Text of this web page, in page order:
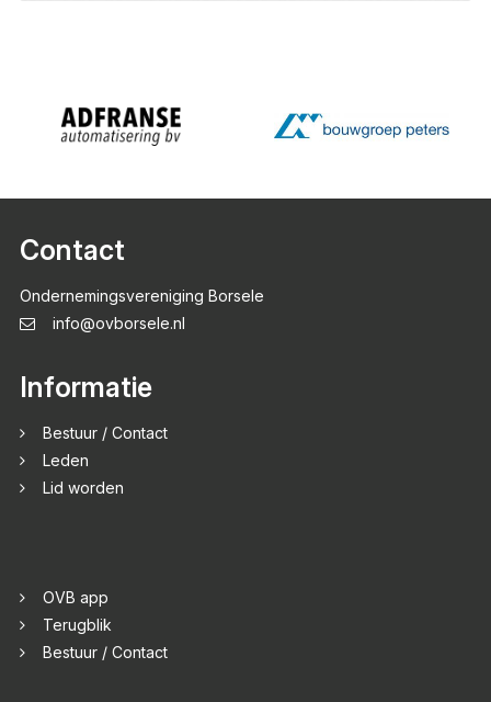
Contact
Ondernemingsvereniging Borsele
info@ovborsele.nl
Informatie
Bestuur / Contact
Leden
Lid worden
OVB app
Terugblik
Bestuur / Contact